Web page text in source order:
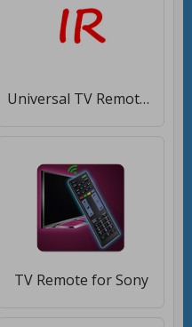
Universal TV Remote [Без рекламы]
TV Remote for Sony